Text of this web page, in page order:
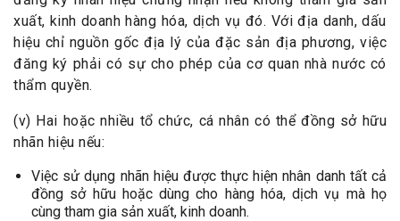
xuất, kinh doanh hàng hóa, dịch vụ đó. Với địa danh, dấu
hiệu chỉ nguồn gốc địa lý của đặc sản địa phương, việc
đăng ký phải có sự cho phép của cơ quan nhà nước có
thẩm quyền.
(v) Hai hoặc nhiều tổ chức, cá nhân có thể đồng sở hữu
nhãn hiệu nếu:
Việc sử dụng nhãn hiệu được thực hiện nhân danh tất cả
đồng sở hữu hoặc dùng cho hàng hóa, dịch vụ mà họ
cùng tham gia sản xuất, kinh doanh.